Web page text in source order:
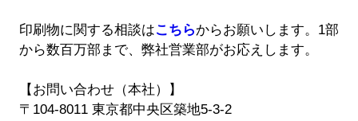
印刷物に関する相談はこちらからお願いします。1部
から数百万部まで、弊社営業部がお応えします。
【お問い合わせ（本社）】
〒104-8011 東京都中央区築地5-3-2